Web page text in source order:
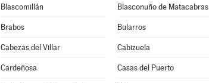
Blascomillán Blasconuño de Matacabras
Brabos Bularros
Cabezas del Villar Cabizuela
Cardeñosa Casas del Puerto